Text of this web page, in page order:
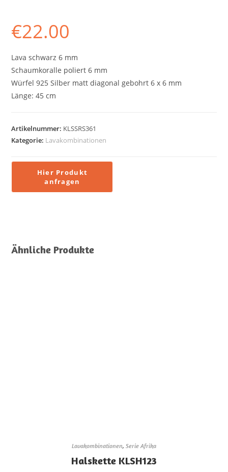
€22.00
Lava schwarz 6 mm
Schaumkoralle poliert 6 mm
Würfel 925 Silber matt diagonal gebohrt 6 x 6 mm
Länge: 45 cm
Artikelnummer: KLSSRS361
Kategorie: Lavakombinationen
Ähnliche Produkte
Lavakombinationen, Serie Afrika
Halskette KLSH123